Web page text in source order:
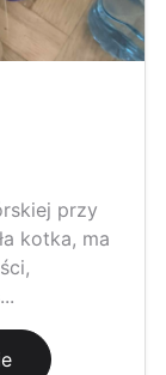
przy
kotka, ma